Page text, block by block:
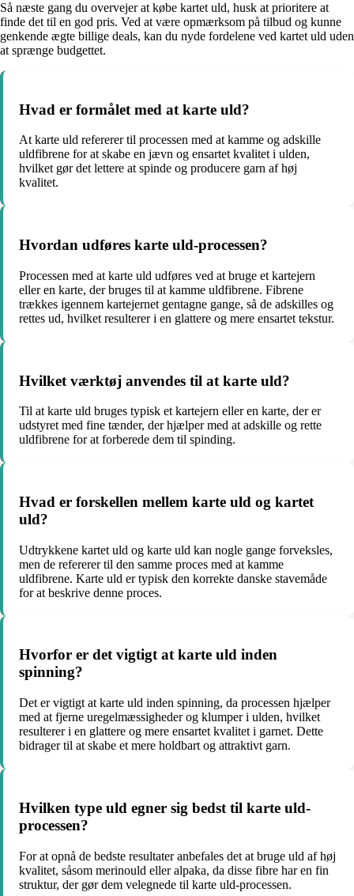
Så næste gang du overvejer at købe kartet uld, husk at prioritere at
finde det til en god pris. Ved at være opmærksom på tilbud og kunne
genkende ægte billige deals, kan du nyde fordelene ved kartet uld uden
at sprænge budgettet.
Hvad er formålet med at karte uld?
At karte uld refererer til processen med at kamme og adskille
uldfibrene for at skabe en jævn og ensartet kvalitet i ulden,
hvilket gør det lettere at spinde og producere garn af høj
kvalitet.
Hvordan udføres karte uld-processen?
Processen med at karte uld udføres ved at bruge et kartejern
eller en karte, der bruges til at kamme uldfibrene. Fibrene
trækkes igennem kartejernet gentagne gange, så de adskilles og
rettes ud, hvilket resulterer i en glattere og mere ensartet tekstur.
Hvilket værktøj anvendes til at karte uld?
Til at karte uld bruges typisk et kartejern eller en karte, der er
udstyret med fine tænder, der hjælper med at adskille og rette
uldfibrene for at forberede dem til spinding.
Hvad er forskellen mellem karte uld og kartet
uld?
Udtrykkene kartet uld og karte uld kan nogle gange forveksles,
men de refererer til den samme proces med at kamme
uldfibrene. Karte uld er typisk den korrekte danske stavemåde
for at beskrive denne proces.
Hvorfor er det vigtigt at karte uld inden
spinning?
Det er vigtigt at karte uld inden spinning, da processen hjælper
med at fjerne uregelmæssigheder og klumper i ulden, hvilket
resulterer i en glattere og mere ensartet kvalitet i garnet. Dette
bidrager til at skabe et mere holdbart og attraktivt garn.
Hvilken type uld egner sig bedst til karte uld-
processen?
For at opnå de bedste resultater anbefales det at bruge uld af høj
kvalitet, såsom merinould eller alpaka, da disse fibre har en fin
struktur, der gør dem velegnede til karte uld-processen.